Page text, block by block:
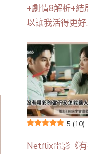
+劇情8解析+結
以讓我活得更
5 (10)
Netflix電影《